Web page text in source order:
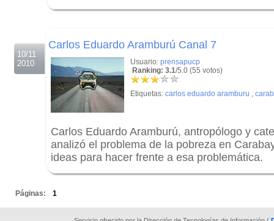
10/11
2010
Carlos Eduardo Aramburú Canal 7
Usuario: prensapucp
Ranking: 3.1/5.0 (55 votos)
Etiquetas: carlos eduardo aramburu ,
Carlos Eduardo Aramburú, antropólogo y
analizó el problema de la pobreza en
ideas para hacer frente a esa problemática.
Páginas: 1